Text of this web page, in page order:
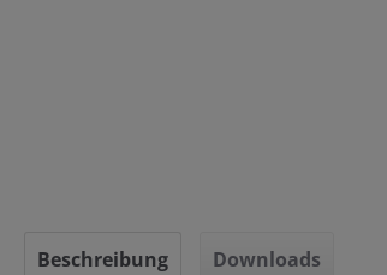
Beschreibung Downloads